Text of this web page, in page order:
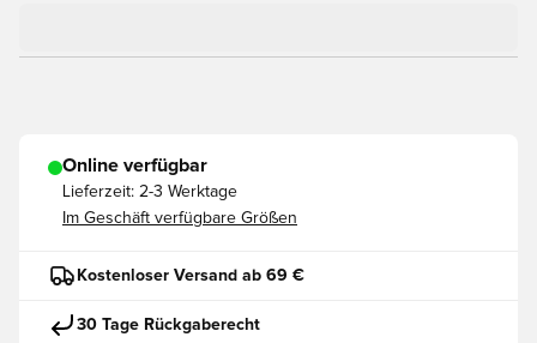
Online verfügbar
Lieferzeit: 2-3 Werktage
Im Geschäft verfügbare Größen
Kostenloser Versand ab 69 €
30 Tage Rückgaberecht